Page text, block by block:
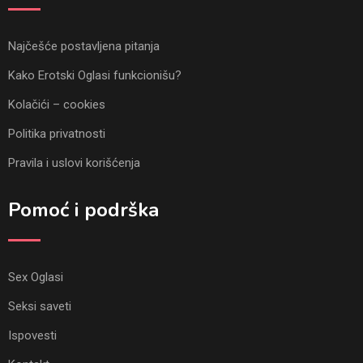
Najčešće postavljena pitanja
Kako Erotski Oglasi funkcionišu?
Kolačići – cookies
Politika privatnosti
Pravila i uslovi korišćenja
Pomoć i podrška
Sex Oglasi
Seksi saveti
Ispovesti